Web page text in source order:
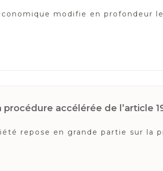
modifie en profondeur
accélérée de l’article
repose en grande partie sur la